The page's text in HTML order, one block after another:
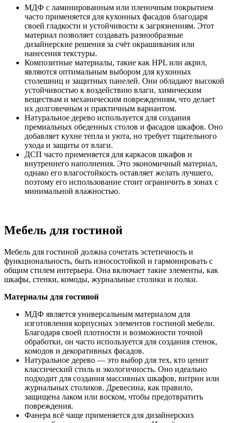
МДФ с ламинированным или пленочным покрытием
часто применяется для кухонных фасадов благодаря
своей гладкости и устойчивости к загрязнениям. Этот
материал позволяет создавать разнообразные
дизайнерские решения за счёт окрашивания или
нанесения текстуры.
Композитные материалы, такие как HPL или акрил,
являются оптимальным выбором для кухонных
столешниц и защитных панелей. Они обладают высокой
устойчивостью к воздействию влаги, химическим
веществам и механическим повреждениям, что делает
их долговечным и практичным вариантом.
Натуральное дерево используется для создания
премиальных обеденных столов и фасадов шкафов. Оно
добавляет кухне тепла и уюта, но требует тщательного
ухода и защиты от влаги.
ДСП часто применяется для каркасов шкафов и
внутреннего наполнения. Это экономичный материал,
однако его влагостойкость оставляет желать лучшего,
поэтому его использование стоит ограничить в зонах с
минимальной влажностью.
Мебель для гостиной
Мебель для гостиной должна сочетать эстетичность и
функциональность, быть износостойкой и гармонировать с
общим стилем интерьера. Она включает такие элементы, как
шкафы, стенки, комоды, журнальные столики и полки.
Материалы для гостиной
МДФ является универсальным материалом для
изготовления корпусных элементов гостиной мебели.
Благодаря своей плотности и возможности точной
обработки, он часто используется для создания стенок,
комодов и декоративных фасадов.
Натуральное дерево — это выбор для тех, кто ценит
классический стиль и экологичность. Оно идеально
подходит для создания массивных шкафов, витрин или
журнальных столиков. Древесина, как правило,
защищена лаком или воском, чтобы предотвратить
повреждения.
Фанера всё чаще применяется для дизайнерских